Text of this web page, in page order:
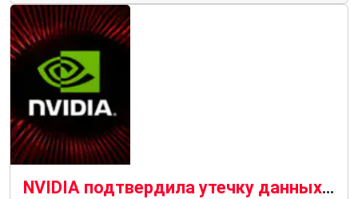
NVIDIA подтвердила утечку данных GeForce NOW у армянского партнера